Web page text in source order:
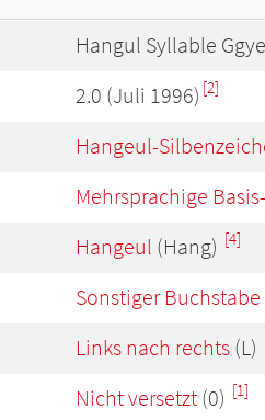
Hangul Syllable
2.0 (Juli 1996) [2]
Hangeul-
Mehrsprachige
Hangeul (Hang) [4]
Sonstiger Buchstabe
Links nach rechts (L)
Nicht versetzt (0) [1]